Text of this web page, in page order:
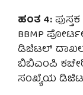
ಹಂತ 4:
BBMP
ಡಿಜಿಟಲ್ ದಾಖಲೆ
ಬಿಬಿಎಂಪಿ
ಸಂಖ್ಯೆಯ